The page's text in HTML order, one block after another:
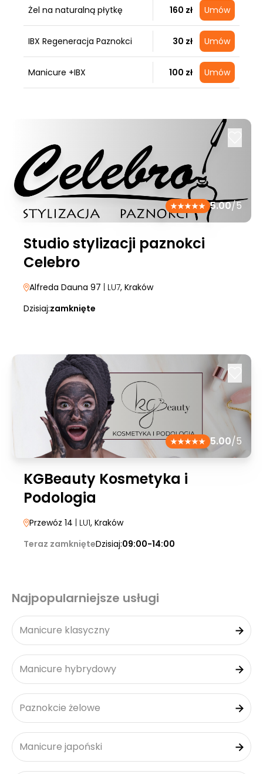
Żel na naturalną płytkę 160 zł Umów
IBX Regeneracja Paznokci 30 zł Umów
Manicure +IBX 100 zł Umów
5.00/5
Studio stylizacji paznokci
Celebro
Alfreda Dauna 97 | LU7, Kraków
Dzisiaj:zamknięte
5.00/5
KGBeauty Kosmetyka i
Podologia
Przewóz 14 | LU1, Kraków
Teraz zamknięteDzisiaj:09:00-14:00
Najpopularniejsze usługi
Manicure klasyczny
Manicure hybrydowy
Paznokcie żelowe
Manicure japoński